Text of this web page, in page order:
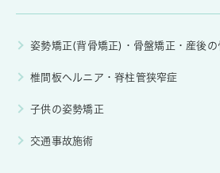
姿勢矯正(背骨矯正)・骨盤矯正・産後の
椎間板ヘルニア・脊柱管狭窄症
子供の姿勢矯正
交通事故施術